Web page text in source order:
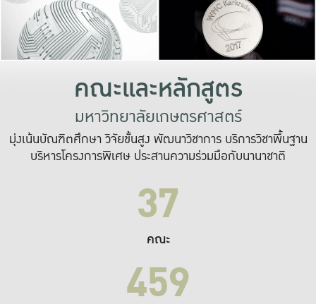
เปลี่ยนแปลง แล
เพื่อทำง
ระบบสารสนเทศ
คณะและหลักสูตร
มหาวิทยาลัยเกษตรศาสตร์
มุ่งเน้นบัณฑิตศึกษา วิจัยขั้นสูง พัฒนาวิชาการ บริการวิชาพื้นฐาน
บริหารโครงการพิเศษ ประสานความร่วมมือกับนานาชาติ
37
คณะ
459